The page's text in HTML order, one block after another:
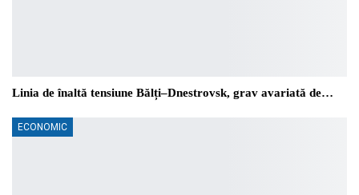
Linia de înaltă tensiune Bălți–Dnestrovsk, grav avariată de…
ECONOMIC